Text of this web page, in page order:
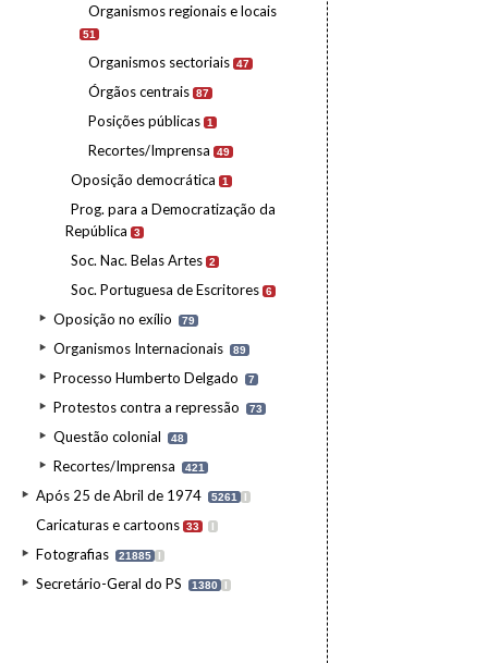
Organismos regionais e locais
51
Organismos sectoriais 47
Órgãos centrais 87
Posições públicas 1
Recortes/Imprensa 49
Oposição democrática 1
Prog. para a Democratização da
República
3
Soc. Nac. Belas Artes 2
Soc. Portuguesa de Escritores 6
Oposição no exílio 79
Organismos Internacionais 89
Processo Humberto Delgado 7
Protestos contra a repressão 73
Questão colonial 48
Recortes/Imprensa 421
Após 25 de Abril de 1974 5261 I
Caricaturas e cartoons 33 I
Fotografias 21885 I
Secretário-Geral do PS 1380 I